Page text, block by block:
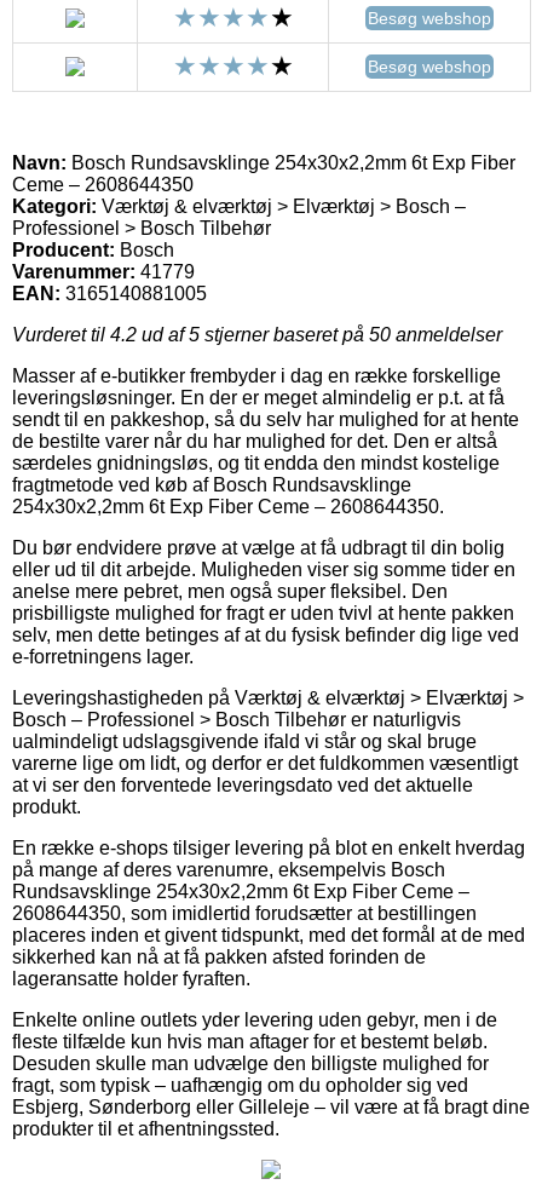
Besøg webshop
Besøg webshop
Navn: Bosch Rundsavsklinge 254x30x2,2mm 6t Exp Fiber
Ceme – 2608644350
Kategori: Værktøj & elværktøj > Elværktøj > Bosch –
Professionel > Bosch Tilbehør
Producent: Bosch
Varenummer: 41779
EAN: 3165140881005
Vurderet til 4.2 ud af 5 stjerner baseret på 50 anmeldelser
Masser af e-butikker frembyder i dag en række forskellige
leveringsløsninger. En der er meget almindelig er p.t. at få
sendt til en pakkeshop, så du selv har mulighed for at hente
de bestilte varer når du har mulighed for det. Den er altså
særdeles gnidningsløs, og tit endda den mindst kostelige
fragtmetode ved køb af Bosch Rundsavsklinge
254x30x2,2mm 6t Exp Fiber Ceme – 2608644350.
Du bør endvidere prøve at vælge at få udbragt til din bolig
eller ud til dit arbejde. Muligheden viser sig somme tider en
anelse mere pebret, men også super fleksibel. Den
prisbilligste mulighed for fragt er uden tvivl at hente pakken
selv, men dette betinges af at du fysisk befinder dig lige ved
e-forretningens lager.
Leveringshastigheden på Værktøj & elværktøj > Elværktøj >
Bosch – Professionel > Bosch Tilbehør er naturligvis
ualmindeligt udslagsgivende ifald vi står og skal bruge
varerne lige om lidt, og derfor er det fuldkommen væsentligt
at vi ser den forventede leveringsdato ved det aktuelle
produkt.
En række e-shops tilsiger levering på blot en enkelt hverdag
på mange af deres varenumre, eksempelvis Bosch
Rundsavsklinge 254x30x2,2mm 6t Exp Fiber Ceme –
2608644350, som imidlertid forudsætter at bestillingen
placeres inden et givent tidspunkt, med det formål at de med
sikkerhed kan nå at få pakken afsted forinden de
lageransatte holder fyraften.
Enkelte online outlets yder levering uden gebyr, men i de
fleste tilfælde kun hvis man aftager for et bestemt beløb.
Desuden skulle man udvælge den billigste mulighed for
fragt, som typisk – uafhængig om du opholder sig ved
Esbjerg, Sønderborg eller Gilleleje – vil være at få bragt dine
produkter til et afhentningssted.